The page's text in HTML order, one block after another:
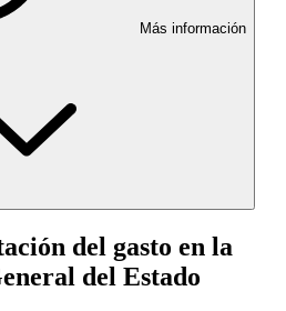
Más información
del gasto en la
del Estado